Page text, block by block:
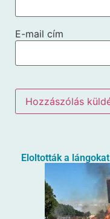
E-mail cím
Eloltották a lángokat